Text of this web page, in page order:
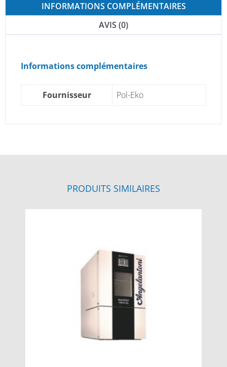
INFORMATIONS COMPLÉMENTAIRES
AVIS (0)
Informations complémentaires
Fournisseur Pol-Eko
PRODUITS SIMILAIRES